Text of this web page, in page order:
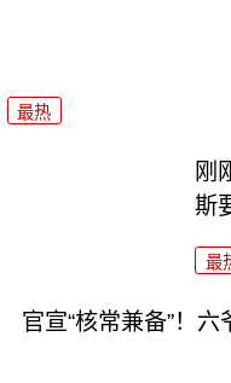
最热
刚
斯
最
官宣“核常兼备”！